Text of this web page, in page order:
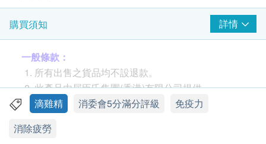
結論
本體檢服務具備穩定的物流與友善的購物體驗，並以價格優惠與
高性價比為核心優勢，適合忙碌的上班族、需要長期補充營養的
人群，以及追求優惠的長期客戶。若重視快速送達與經濟性，此
服務值得考慮。
包裝
每盒6包，每包50毫升
產地
台灣
功效
屈臣氏 Watslife 滴雞精含豐富蛋白質可有助恢復體力
購買須知 詳情
一般條款：
所有出售之貨品均不設退款。
此產品由屈臣氏集團(香港)有限公司提供。
如有任何爭議，屈臣氏集團(香港)有限公司及健康
滴雞精 消委會5分滿分評級
免疫力
消除疲勞